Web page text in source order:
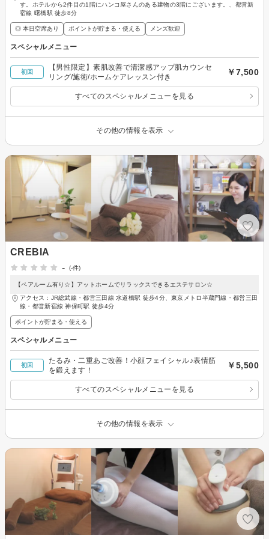
す。ホテルから2件目の1階にハンコ屋さんのある建物の3階にございます。、都営新
宿線 曙橋駅 徒歩8分
◎ 本日空席あり ポイントが貯まる・使える メンズ歓迎
スペシャルメニュー
初回
【男性限定】素肌改善で清潔感アップ肌カウンセ
リング/施術/ホームケアレッスン付き
￥7,500
すべてのスペシャルメニューを見る
その他の情報を表示
CREBIA
-
(-件)
【ペアルーム有り☆】アットホームでリラックスできるエステサロン☆
アクセス：JR総武線・都営三田線 水道橋駅 徒歩4分、東京メトロ半蔵門線・都営三田
線・都営新宿線 神保町駅 徒歩4分
ポイントが貯まる・使える
スペシャルメニュー
初回
たるみ・二重あご改善！小顔フェイシャル♪表情筋
を鍛えます！
￥5,500
すべてのスペシャルメニューを見る
その他の情報を表示